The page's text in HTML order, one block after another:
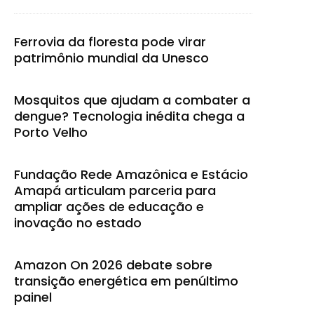
Ferrovia da floresta pode virar
patrimônio mundial da Unesco
Mosquitos que ajudam a combater a
dengue? Tecnologia inédita chega a
Porto Velho
Fundação Rede Amazônica e Estácio
Amapá articulam parceria para
ampliar ações de educação e
inovação no estado
Amazon On 2026 debate sobre
transição energética em penúltimo
painel